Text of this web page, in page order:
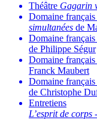
Théâtre Gagarin
Domaine français
simultanées de
Domaine français
de Philippe Ségur
Domaine français
Franck Maubert
Domaine français
de Christophe
Entretiens
L’esprit de corps